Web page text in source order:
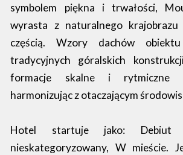
symbolem piękna i trwałości,
wyrasta z naturalnego
częścią. Wzory dachów
tradycyjnych góralskich
formacje skalne i rytmiczne
harmonizując z otaczającym
Hotel startuje jako: Debiut
nieskategoryzowany, W mieście.